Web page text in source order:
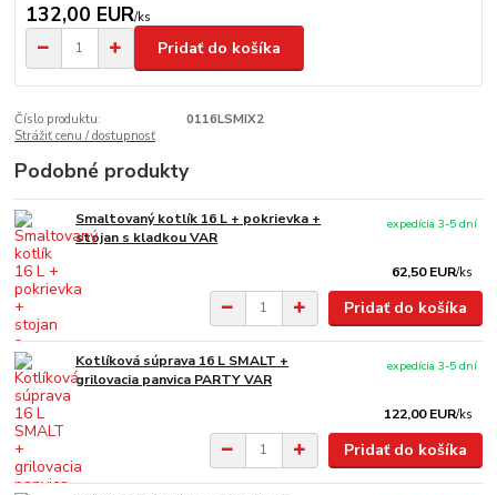
132,00 EUR/ks
Pridať do košíka
Číslo produktu:
0116LSMIX2
Strážiť cenu / dostupnosť
Podobné produkty
Smaltovaný kotlík 16 L + pokrievka +
stojan s kladkou VAR
62,50 EUR/ks
expedícia 3-5 dní
Pridať do košíka
Kotlíková súprava 16 L SMALT +
grilovacia panvica PARTY VAR
122,00 EUR/ks
expedícia 3-5 dní
Pridať do košíka